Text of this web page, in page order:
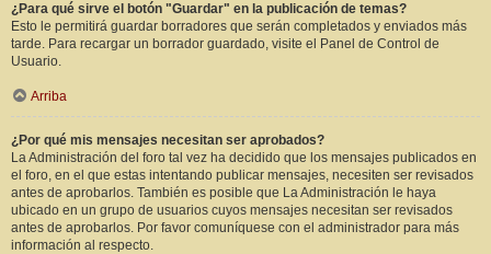
¿Para qué sirve el botón "Guardar" en la publicación de temas?
Esto le permitirá guardar borradores que serán completados y enviados más
tarde. Para recargar un borrador guardado, visite el Panel de Control de
Usuario.
Arriba
¿Por qué mis mensajes necesitan ser aprobados?
La Administración del foro tal vez ha decidido que los mensajes publicados en
el foro, en el que estas intentando publicar mensajes, necesiten ser revisados
antes de aprobarlos. También es posible que La Administración le haya
ubicado en un grupo de usuarios cuyos mensajes necesitan ser revisados
antes de aprobarlos. Por favor comuníquese con el administrador para más
información al respecto.